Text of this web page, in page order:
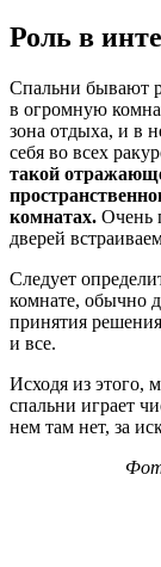
Роль в
Спальни бывают
в огромную
зона отдыха, и в
себя во всех
такой
комнатах. Очень
дверей
Следует
комнате, обычно
принятия
и все.
Исходя из этого,
спальни играет
нем там нет, за